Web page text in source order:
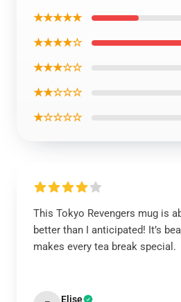
★★★★★
★★★★☆
★★★☆☆
★★☆☆☆
★☆☆☆☆
This Tokyo Revengers mug is
better than I anticipated! It’s
makes every tea break special.
Elise